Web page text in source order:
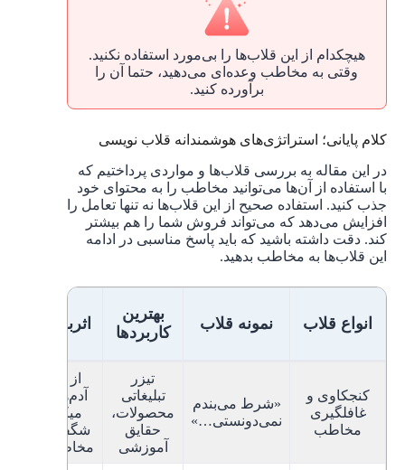
هیچکدام از این قلاب‌ها را بی‌مورد استفاده نکنید.
وقتی به مخاطب وعده‌ای می‌دهید، حتما آن را
برآورده کنید.
کلام پایانی؛ استراتژی‌های هوشمندانه قلاب نویسی
در این مقاله به بررسی قلاب‌ها و مواردی پرداختیم که
با استفاده از آن‌ها می‌توانید مخاطب را به محتوای خود
جذب کنید. استفاده صحیح از این قلاب‌ها نه تنها تعامل را
افزایش می‌دهد که می‌تواند فروش شما را هم بیشتر
کند. دقت داشته باشید که باید پاسخ مناسبی در ادامه
این قلاب‌ها به مخاطب بدهید.
انواع قلاب نمونه قلاب
بهترین
کاربردها
اثربخشی این
کنجکاوی و
غافلگیری
مخاطب
«شرط می‌بندم
نمی‌دونستی…»
تیزر
تبلیغاتی
محصولات،
حقایق
آموزشی
از کنجکاوی
آدم‌ها استفاده
میکند/ پاسخ
شگفت‌انگیز به
مخاطب می‌دهد